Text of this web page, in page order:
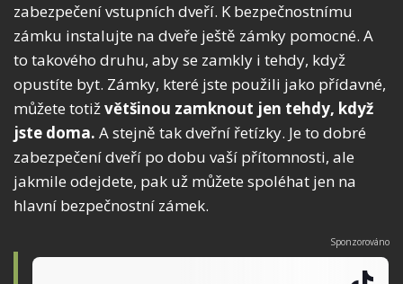
zabezpečení vstupních dveří. K bezpečnostnímu
zámku instalujte na dveře ještě zámky pomocné. A
to takového druhu, aby se zamkly i tehdy, když
opustíte byt. Zámky, které jste použili jako přídavné,
můžete totižvětšinou zamknout jen tehdy, když
jste doma. A stejně tak dveřní řetízky. Je to dobré
zabezpečení dveří po dobu vaší přítomnosti, ale
jakmile odejdete, pak už můžete spoléhat jen na
hlavní bezpečnostní zámek.